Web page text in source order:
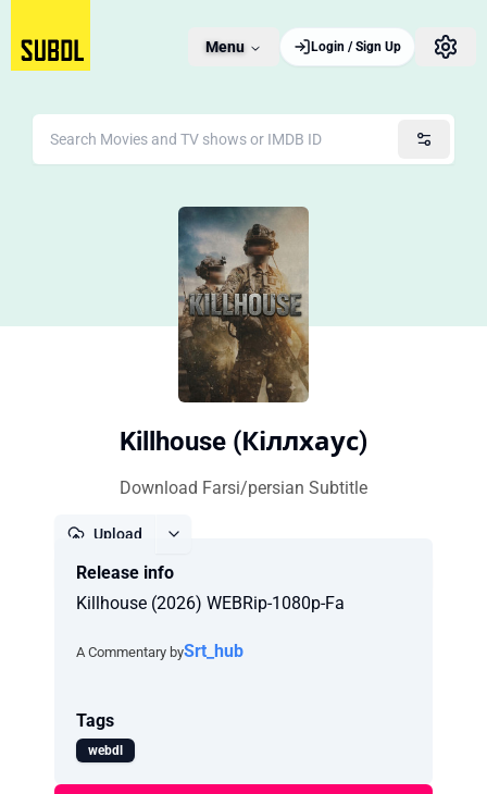
Menu Login / Sign Up
Killhouse (Кіллхаус)
Download Farsi/persian Subtitle
Upload
Release info
Killhouse (2026) WEBRip-1080p-Fa
A Commentary bySrt_hub
Tags
webdl